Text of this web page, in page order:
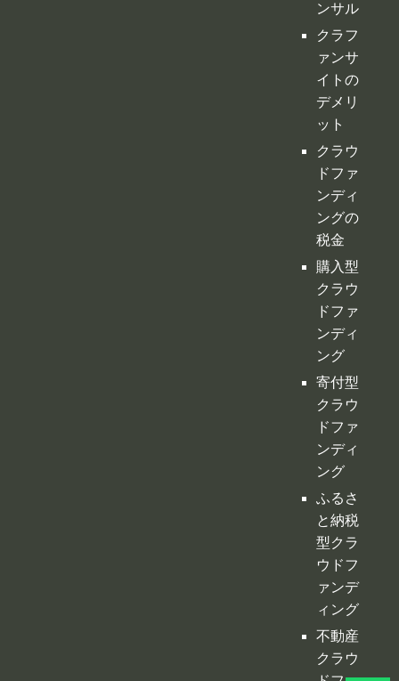
ンサル
クラフ
ァンサ
イトの
デメリ
ット
クラウ
ドファ
ンディ
ングの
税金
購入型
クラウ
ドファ
ンディ
ング
寄付型
クラウ
ドファ
ンディ
ング
ふるさ
と納税
型クラ
ウドフ
ァンデ
ィング
不動産
クラウ